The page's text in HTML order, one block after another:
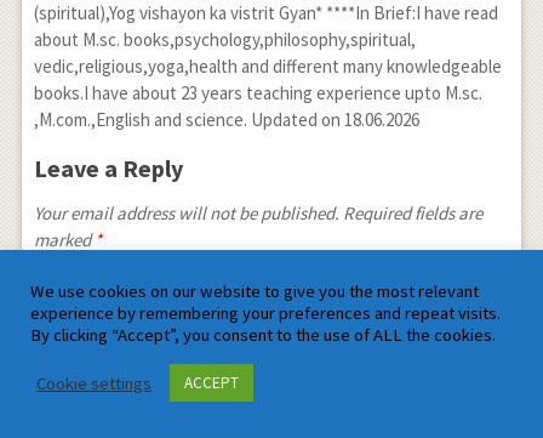
(spiritual),Yog vishayon ka vistrit Gyan* ****In Brief:I have read
about M.sc. books,psychology,philosophy,spiritual,
vedic,religious,yoga,health and different many knowledgeable
books.I have about 23 years teaching experience upto M.sc.
,M.com.,English and science. Updated on 18.06.2026
Leave a Reply
Your email address will not be published. Required fields are
marked *
We use cookies on our website to give you the most relevant
experience by remembering your preferences and repeat visits.
By clicking “Accept”, you consent to the use of ALL the cookies.
Cookie settings ACCEPT